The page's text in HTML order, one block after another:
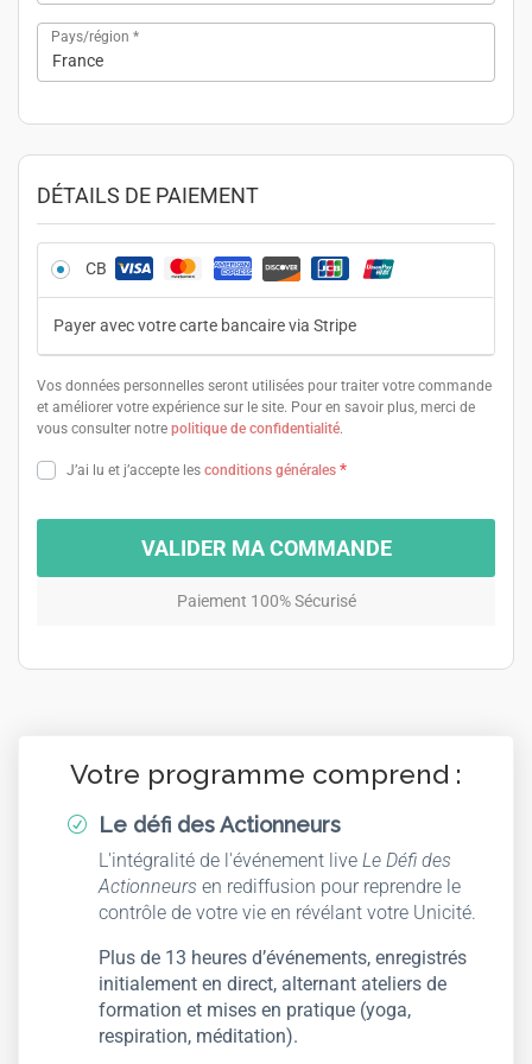
Pays/région *
France
DÉTAILS DE PAIEMENT
CB
Payer avec votre carte bancaire via Stripe
Vos données personnelles seront utilisées pour traiter votre commande
et améliorer votre expérience sur le site. Pour en savoir plus, merci de
vous consulter notre politique de confidentialité.
J’ai lu et j’accepte les conditions générales *
VALIDER MA COMMANDE
Paiement 100% Sécurisé
Votre programme comprend :
R Le défi des Actionneurs
L'intégralité de l'événement live Le Défi des
Actionneurs en rediffusion pour reprendre le
contrôle de votre vie en révélant votre Unicité.
Plus de 13 heures d’événements, enregistrés
initialement en direct, alternant ateliers de
formation et mises en pratique (yoga,
respiration, méditation).